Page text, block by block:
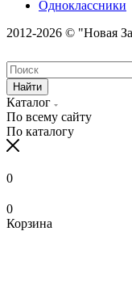
Одноклассники
2012-2026 © "Новая
Найти
Каталог
По всему сайту
По каталогу
0
0
Корзина